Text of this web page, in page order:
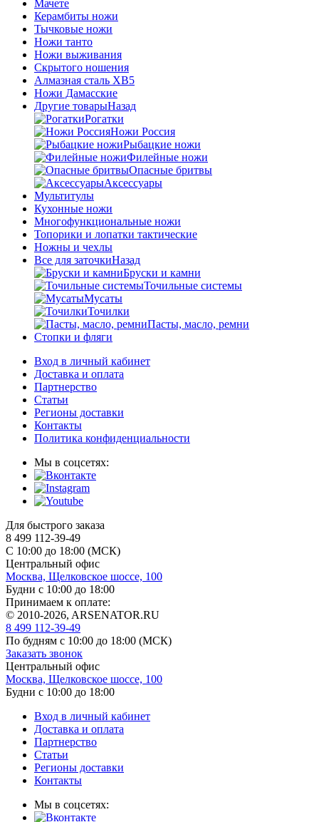
Мачете
Керамбиты ножи
Тычковые ножи
Ножи танто
Ножи выживания
Скрытого ношения
Алмазная сталь ХВ5
Ножи Дамасские
Другие товарыНазад
Рогатки
Ножи Россия
Рыбацкие ножи
Филейные ножи
Опасные бритвы
Аксессуары
Мультитулы
Кухонные ножи
Многофункциональные ножи
Топорики и лопатки тактические
Ножны и чехлы
Все для заточкиНазад
Бруски и камни
Точильные системы
Мусаты
Точилки
Пасты, масло, ремни
Стопки и фляги
Вход в личный кабинет
Доставка и оплата
Партнерство
Статьи
Регионы доставки
Контакты
Политика конфиденциальности
Мы в соцсетях:
Для быстрого заказа
8 499 112-39-49
С 10:00 до 18:00 (МСК)
Центральный офис
Москва, Щелковское шоссе, 100
Будни с 10:00 до 18:00
Принимаем к оплате:
© 2010-2026, ARSENATOR.RU
8 499 112-39-49
По будням с 10:00 до 18:00 (МСК)
Заказать звонок
Центральный офис
Москва, Щелковское шоссе, 100
Будни с 10:00 до 18:00
Вход в личный кабинет
Доставка и оплата
Партнерство
Статьи
Регионы доставки
Контакты
Мы в соцсетях: